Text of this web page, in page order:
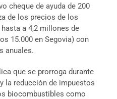
cheque de ayuda de 200
de los precios de los
a 4,2 millones de
15.000 en Segovia) con
anuales.
que se prorroga durante
la reducción de impuestos
biocombustibles como